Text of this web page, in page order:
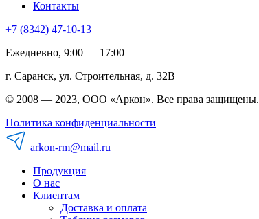
Контакты
+7 (8342) 47-10-13
Ежедневно, 9:00 — 17:00
г. Саранск, ул. Строительная, д. 32В
© 2008 — 2023, ООО «Аркон». Все права защищены.
Политика конфиденциальности
arkon-rm@mail.ru
Продукция
О нас
Клиентам
Доставка и оплата